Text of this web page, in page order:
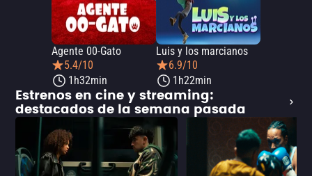
Agente 00-Gato
5.4/10
1h32min
Luis y los marcianos
6.9/10
1h22min
Estrenos en cine y streaming:
destacados de la semana pasada